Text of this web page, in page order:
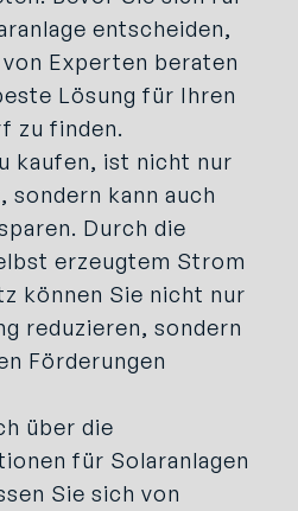
entscheiden,
Experten beraten
Lösung für Ihren
zu finden.
kaufen, ist nicht nur
kann auch
Durch die
erzeugtem Strom
können Sie nicht nur
reduzieren, sondern
Förderungen
über die
für Solaranlagen
Sie sich von